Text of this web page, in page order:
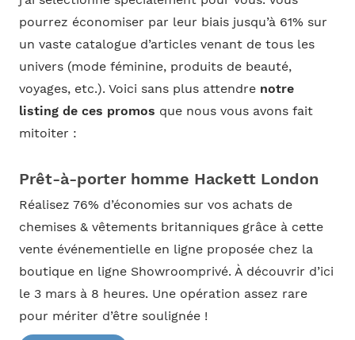
pourrez économiser par leur biais jusqu’à 61% sur
un vaste catalogue d’articles venant de tous les
univers (mode féminine, produits de beauté,
voyages, etc.). Voici sans plus attendre notre
listing de ces promos que nous vous avons fait
mitoiter :
Prêt-à-porter homme Hackett London
Réalisez 76% d’économies sur vos achats de
chemises & vêtements britanniques grâce à cette
vente événementielle en ligne proposée chez la
boutique en ligne Showroomprivé. À découvrir d’ici
le 3 mars à 8 heures. Une opération assez rare
pour mériter d’être soulignée !